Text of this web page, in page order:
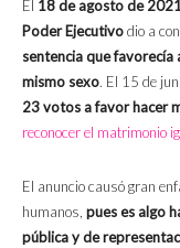
El 18 de agosto de
Poder Ejecutivodio a
sentencia que
mismo sexo. El 15 de
23 votos a favor hacer
reconocer el matrimonio
El anuncio causó gran
humanos, pues es algo
pública y de